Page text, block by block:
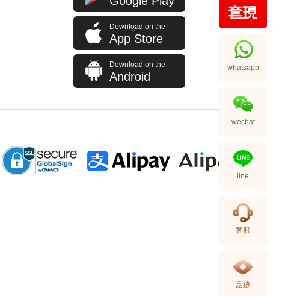
Panerai 沛納海 Luminor
Pam00422 精鋼 1950系列
77,120.00
Download on the
App Store
Download on the
Android
whatsapp
wechat
line
客服
足跡